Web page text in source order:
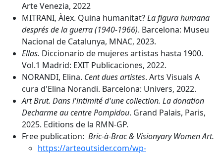
Arte Venezia, 2022
MITRANI, Àlex. Quina humanitat?La figura humana
després de la guerra (1940-1966). Barcelona: Museu
Nacional de Catalunya, MNAC, 2023.
Ellas. Diccionario de mujeres artistas hasta 1900.
Vol.1 Madrid: EXIT Publicaciones, 2022.
NORANDI, Elina. Cent dues artistes. Arts Visuals A
cura d'Elina Norandi. Barcelona: Univers, 2022.
Art Brut. Dans l'intimité d'une collection. La donation
Decharme au centre Pompidou. Grand Palais, Paris,
2025. Editions de la RMN-GP.
Free publication: Bric-à-Brac & Visionyary Women Art.
https://arteoutsider.com/wp-